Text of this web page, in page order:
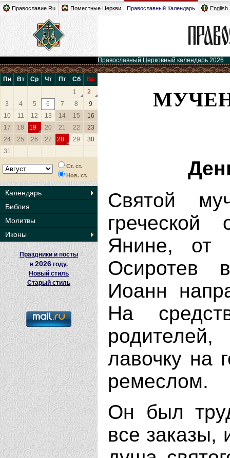
Православие.Ru Поместные Церкви Православный Календарь English
Православный Церковный календарь 2026
Пн Вт Ср Чт Пт Сб
Вс
1
2
3
4 5 6 7 8
9
10
11 12 13 14 15
16
17
18 19 20 21 22
23
24
25 26 27 28 29
30
31
Ст. ст.
Нов. ст.
Календарь
Библия
Молитвы
Иконы
Праздники и посты
в 2026 году.
Новый стиль
Старый стиль
Святой
Янине, от
Осиротев
Иоанн
На
лавочку на
ремеслом.
Он был
все